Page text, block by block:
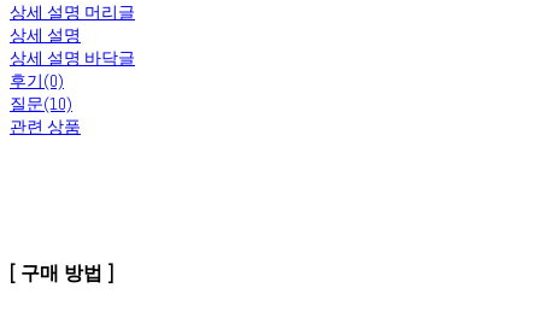
상세 설명 머리글
상세 설명
상세 설명 바닥글
후기(0)
질문(10)
관련 상품
[ 구매 방법 ]